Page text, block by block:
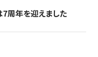
周年を迎えました